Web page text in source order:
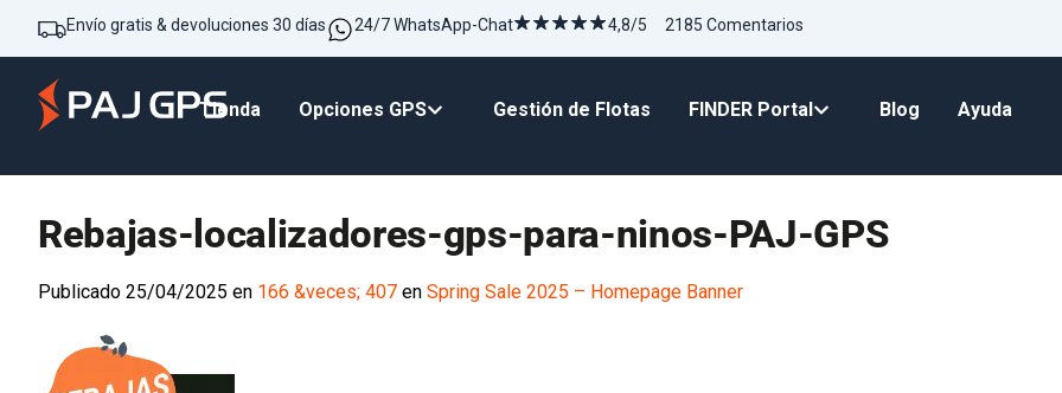
Envío gratis & devoluciones 30 días 24/7 WhatsApp-Chat 4,8/5 2185 Comentarios
Tienda Opciones GPS Gestión de Flotas FINDER Portal Blog Ayuda
Rebajas-localizadores-gps-para-ninos-PAJ-GPS
Publicado 25/04/2025 en 166 &veces; 407 en Spring Sale 2025 – Homepage Banner